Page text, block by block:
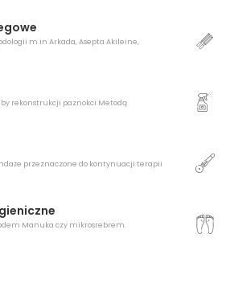
m.in Arkada, Asepta Akileine,
rekonstrukcji paznokci Metodą
przeznaczone do kontynuacji terapii
Manuka czy mikrosrebrem.